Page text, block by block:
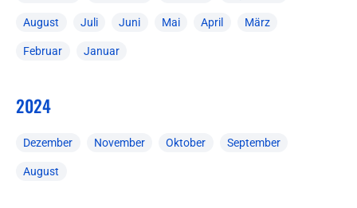
August Juli Juni Mai April März
Februar Januar
2024
Dezember November Oktober September
August